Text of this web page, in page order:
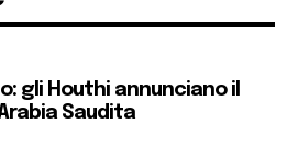
gli Houthi annunciano il
Saudita